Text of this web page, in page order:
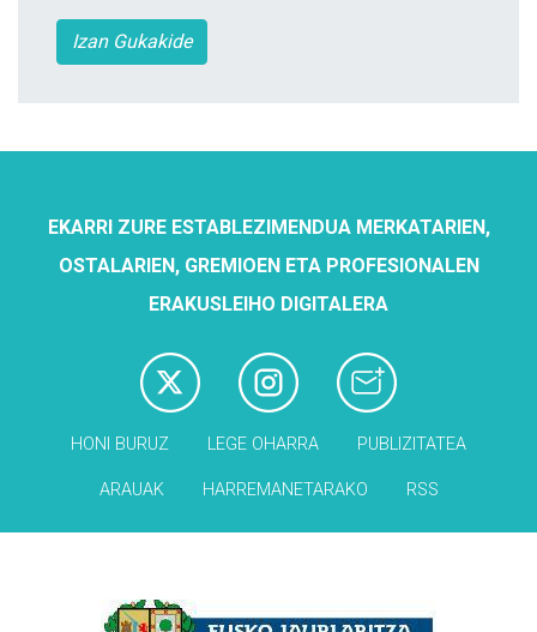
Izan Gukakide
EKARRI ZURE ESTABLEZIMENDUA MERKATARIEN,
OSTALARIEN, GREMIOEN ETA PROFESIONALEN
ERAKUSLEIHO DIGITALERA
HONI BURUZ LEGE OHARRA PUBLIZITATEA
ARAUAK HARREMANETARAKO RSS